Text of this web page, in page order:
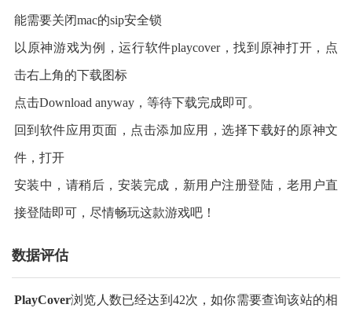
能需要关闭mac的sip安全锁
以原神游戏为例，运行软件playcover，找到原神打开，点
击右上角的下载图标
点击Download anyway，等待下载完成即可。
回到软件应用页面，点击添加应用，选择下载好的原神文
件，打开
安装中，请稍后，安装完成，新用户注册登陆，老用户直
接登陆即可，尽情畅玩这款游戏吧！
数据评估
PlayCover浏览人数已经达到42次，如你需要查询该站的相